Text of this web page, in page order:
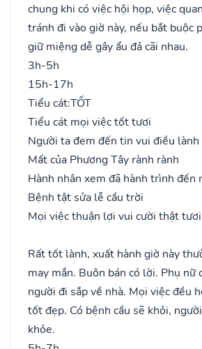
chung khi có việc hội họp, việc
tránh đi vào giờ này, nếu bắt buộc
giữ miệng dễ gây ẩu đả cãi nhau.
3h-5h
15h-17h
Tiểu cát:TỐT
Tiểu cát mọi việc tốt tươi
Người ta đem đến tin vui điều lành
Mất của Phương Tây rành rành
Hành nhân xem đã hành trình đến
Bệnh tật sửa lễ cầu trời
Mọi việc thuận lợi vui cười thật
Rất tốt lành, xuất hành giờ này
may mắn. Buôn bán có lời. Phụ nữ
người đi sắp về nhà. Mọi việc đều
tốt đẹp. Có bệnh cầu sẽ khỏi,
khỏe.